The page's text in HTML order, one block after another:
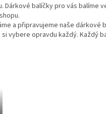
Dárkové balíčky pro vás balíme
a připravujeme naše dárkové
vybere opravdu každý. Každý